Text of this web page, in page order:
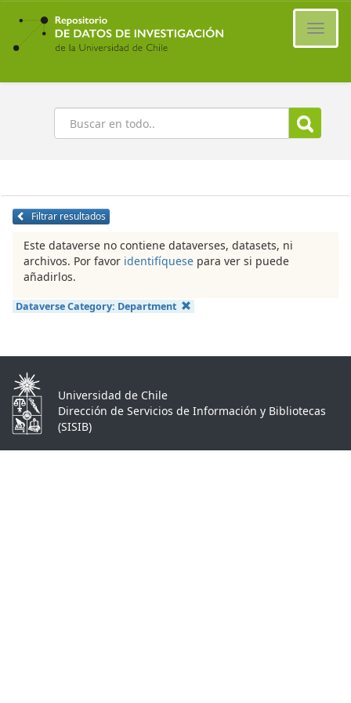
Ir
contenido
principal
Buscar
Filtrar resultados
Este dataverse no contiene dataverses, datasets, ni
archivos. Por favor identifíquese para ver si puede
añadirlos.
Dataverse Category: Department
Universidad de Chile
Dirección de Servicios de Información y Bibliotecas
(SISIB)